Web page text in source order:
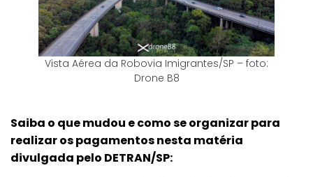
Vista Aérea da Robovia Imigrantes/SP – foto:
Drone B8
Saiba o que mudou e como se organizar para
realizar os pagamentos nesta matéria
divulgada pelo DETRAN/SP: